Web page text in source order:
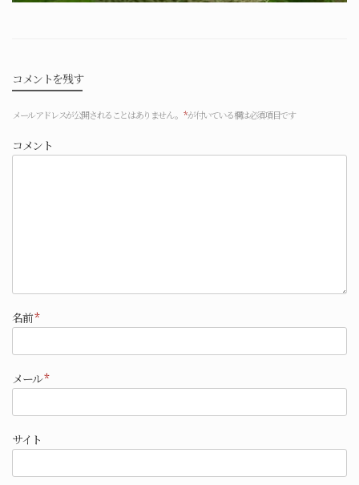
コメントを残す
メールアドレスが公開されることはありません。 *が付いている欄は必須項目です
コメント
名前*
メール*
サイト